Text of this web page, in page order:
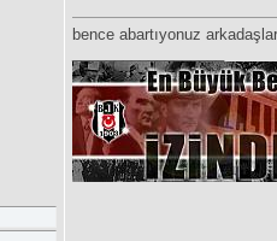
bence abartıyonuz